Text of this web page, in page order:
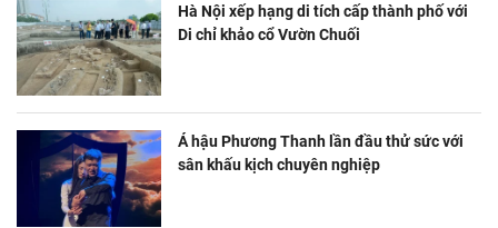
Hà Nội xếp hạng di tích cấp thành phố với
Di chỉ khảo cổ Vườn Chuối
Á hậu Phương Thanh lần đầu thử sức với
sân khấu kịch chuyên nghiệp